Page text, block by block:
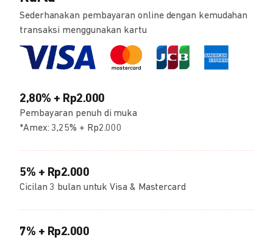
Sederhanakan pembayaran online dengan kemudahan
transaksi menggunakan kartu
2,80% + Rp2.000
Pembayaran penuh di muka
*Amex: 3,25% + Rp2.000
5% + Rp2.000
Cicilan 3 bulan untuk Visa & Mastercard
7% + Rp2.000